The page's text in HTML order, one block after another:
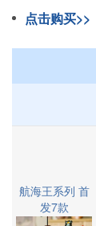
点击购买>>
航海王系列 首
发7款